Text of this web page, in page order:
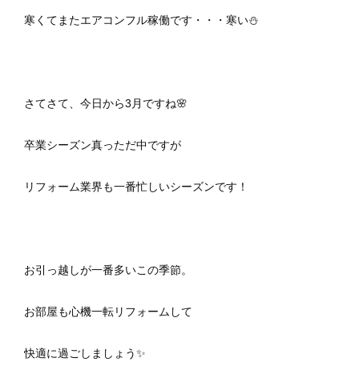
寒くてまたエアコンフル稼働です・・・寒い⛄
さてさて、今日から3月ですね🌸
卒業シーズン真っただ中ですが
リフォーム業界も一番忙しいシーズンです！
お引っ越しが一番多いこの季節。
お部屋も心機一転リフォームして
快適に過ごしましょう✨